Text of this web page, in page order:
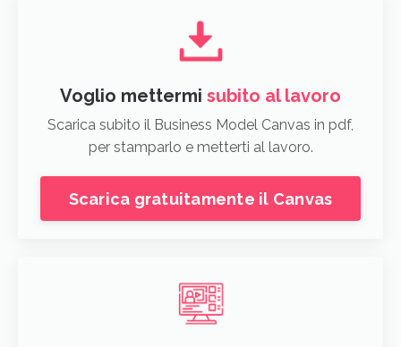
Voglio mettermi subito al lavoro
Scarica subito il Business Model Canvas in pdf,
per stamparlo e metterti al lavoro.
Scarica gratuitamente il Canvas